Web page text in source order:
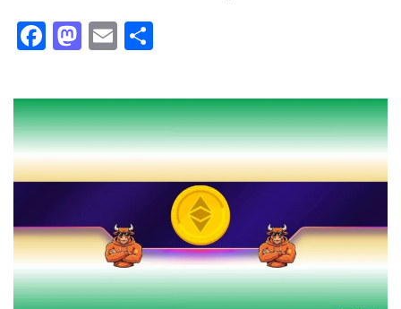
Facebook
Mastodon
Email